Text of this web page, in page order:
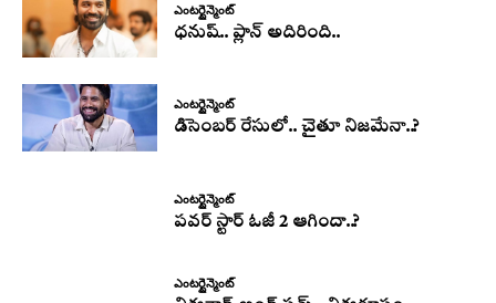
ఎంటర్టైన్మెంట్
ధనుష్‌.. ప్లాన్ అదిరింది..
ఎంటర్టైన్మెంట్
డిసెంబర్ రేసులో.. చైతూ నిజమేనా..?
ఎంటర్టైన్మెంట్
పవర్ స్టార్ ఓజీ 2 ఆగిందా..?
ఎంటర్టైన్మెంట్